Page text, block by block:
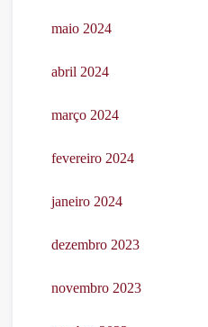
maio 2024
abril 2024
março 2024
fevereiro 2024
janeiro 2024
dezembro 2023
novembro 2023